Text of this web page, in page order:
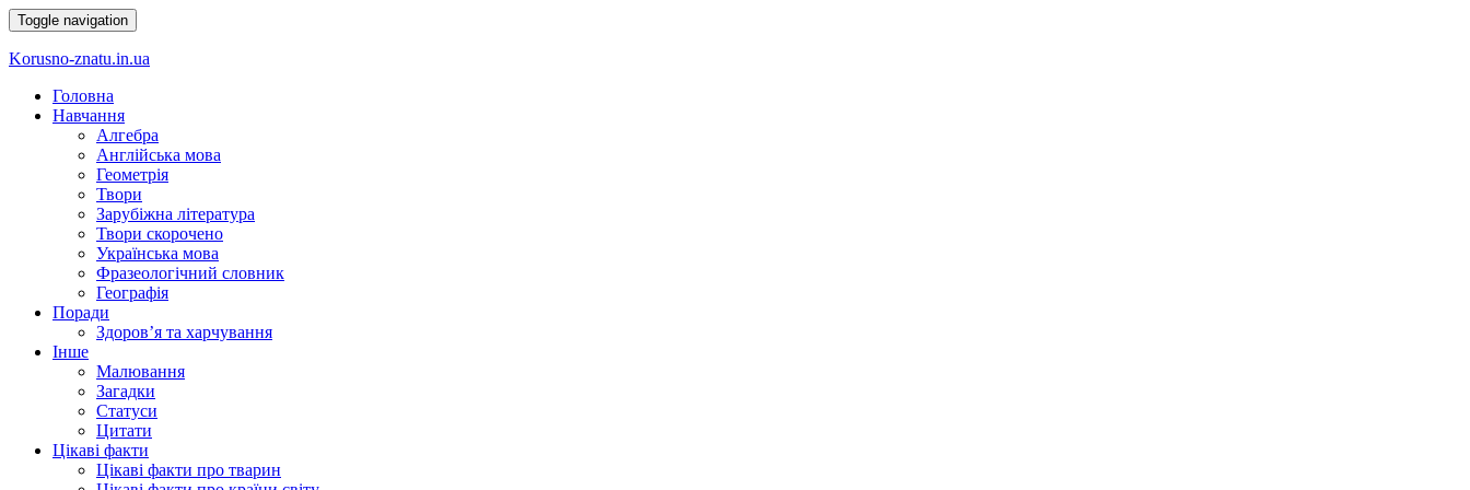
Toggle navigation
Korusno-znatu.in.ua
Головна
Навчання
Алгебра
Англійська мова
Геометрія
Твори
Зарубіжна література
Твори скорочено
Українська мова
Фразеологічний словник
Географія
Поради
Здоров’я та харчування
Інше
Малювання
Загадки
Статуси
Цитати
Цікаві факти
Цікаві факти про тварин